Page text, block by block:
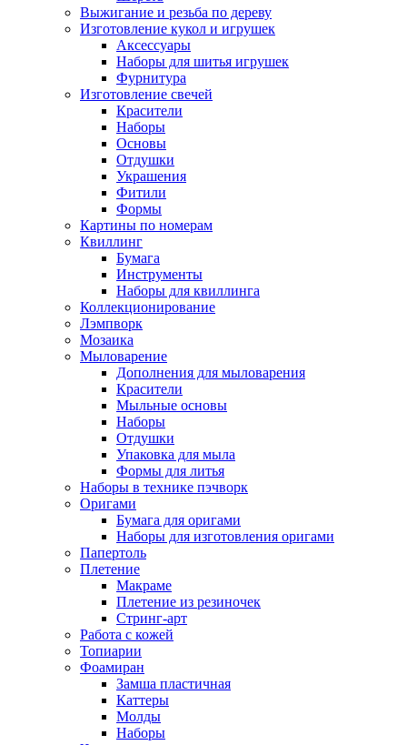
Выжигание и резьба по дереву
Изготовление кукол и игрушек
Аксессуары
Наборы для шитья игрушек
Фурнитура
Изготовление свечей
Красители
Наборы
Основы
Отдушки
Украшения
Фитили
Формы
Картины по номерам
Квиллинг
Бумага
Инструменты
Наборы для квиллинга
Коллекционирование
Лэмпворк
Мозаика
Мыловарение
Дополнения для мыловарения
Красители
Мыльные основы
Наборы
Отдушки
Упаковка для мыла
Формы для литья
Наборы в технике пэчворк
Оригами
Бумага для оригами
Наборы для изготовления оригами
Папертоль
Плетение
Макраме
Плетение из резиночек
Стринг-арт
Работа с кожей
Топиарии
Фоамиран
Замша пластичная
Каттеры
Молды
Наборы